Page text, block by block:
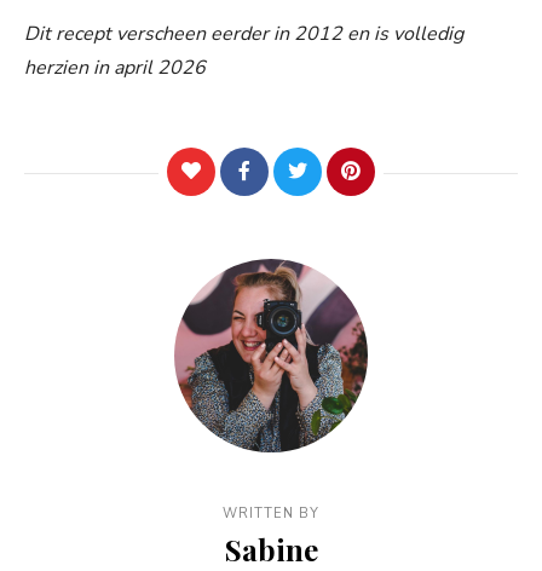
Dit recept verscheen eerder in 2012 en is volledig
herzien in april 2026
WRITTEN BY
Sabine